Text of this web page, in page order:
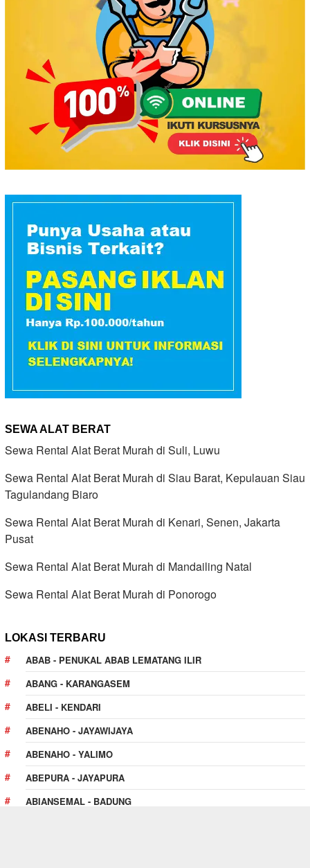
SEWA ALAT BERAT
Sewa Rental Alat Berat Murah di Suli, Luwu
Sewa Rental Alat Berat Murah di Siau Barat, Kepulauan Siau
Tagulandang Biaro
Sewa Rental Alat Berat Murah di Kenari, Senen, Jakarta
Pusat
Sewa Rental Alat Berat Murah di Mandailing Natal
Sewa Rental Alat Berat Murah di Ponorogo
LOKASI TERBARU
ABAB - PENUKAL ABAB LEMATANG ILIR
ABANG - KARANGASEM
ABELI - KENDARI
ABENAHO - JAYAWIJAYA
ABENAHO - YALIMO
ABEPURA - JAYAPURA
ABIANSEMAL - BADUNG